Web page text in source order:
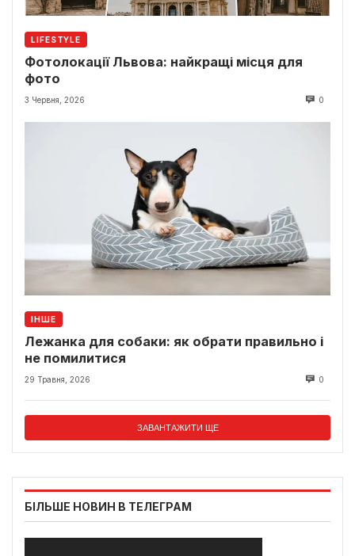
LIFESTYLE
Фотолокації Львова: найкращі місця для
фото
3 Червня, 2026 0
ІНШЕ
Лежанка для собаки: як обрати правильно і
не помилитися
29 Травня, 2026 0
ЗАВАНТАЖИТИ ЩЕ
БІЛЬШЕ НОВИН В ТЕЛЕГРАМ